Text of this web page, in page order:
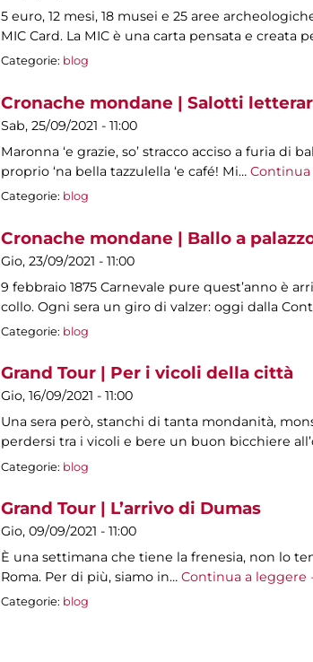
5 euro, 12 mesi, 18 musei e 25 aree
MIC Card. La MIC è una carta pensata e creata
Categorie: blog
Cronache mondane | Salotti
Sab, 25/09/2021 - 11:00
Maronna ‘e grazie, so’ stracco acciso a furia
proprio ‘na bella tazzulella ‘e café! Mi… Continua
Categorie: blog
Cronache mondane | Ballo a
Gio, 23/09/2021 - 11:00
9 febbraio 1875 Carnevale pure quest’anno è
collo. Ogni sera un giro di valzer: oggi dalla
Categorie: blog
Grand Tour | Per i vicoli della città
Gio, 16/09/2021 - 11:00
Una sera però, stanchi di tanta mondanità,
perdersi tra i vicoli e bere un buon bicchiere
Categorie: blog
Grand Tour | L’arrivo di Dumas
Gio, 09/09/2021 - 11:00
È una settimana che tiene la frenesia, non lo
Roma. Per di più, siamo in… Continua a leggere
Categorie: blog